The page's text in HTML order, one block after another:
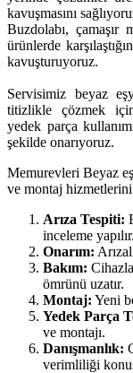
kavuşmasını
Buzdolabı, çamaşır
ürünlerde
kavuşturuyoruz.
Servisimiz beyaz
titizlikle çözmek
yedek parça
şekilde onarıyoruz.
Memurevleri Beyaz
ve montaj
Arıza Tespiti:
inceleme yapılır.
Onarım:
Bakım:
ömrünü uzatır.
Montaj: Yeni
Yedek Parça
ve montajı.
Danışmanlık:
verimliliği